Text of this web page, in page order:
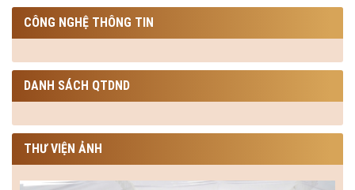
CÔNG NGHỆ THÔNG TIN
DANH SÁCH QTDND
THƯ VIỆN ẢNH